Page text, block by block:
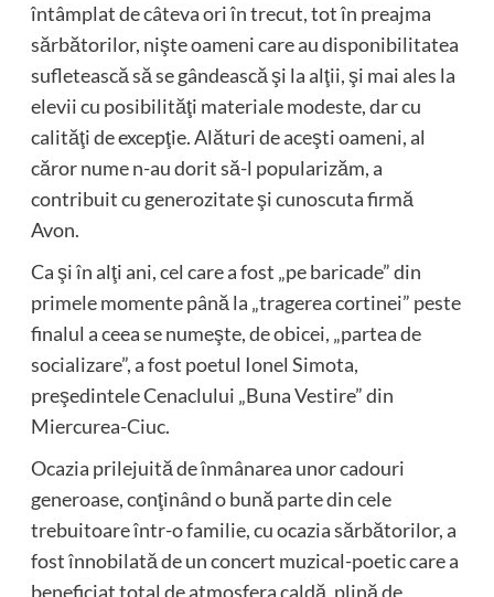
întâmplat de câteva ori în trecut, tot în preajma
sărbătorilor, nişte oameni care au disponibilitatea
sufletească să se gândească şi la alţii, şi mai ales la
elevii cu posibilităţi materiale modeste, dar cu
calităţi de excepţie. Alături de aceşti oameni, al
căror nume n-au dorit să-l popularizăm, a
contribuit cu generozitate şi cunoscuta firmă
Avon.
Ca şi în alţi ani, cel care a fost „pe baricade” din
primele momente până la „tragerea cortinei” peste
finalul a ceea se numeşte, de obicei, „partea de
socializare”, a fost poetul Ionel Simota,
preşedintele Cenaclului „Buna Vestire” din
Miercurea-Ciuc.
Ocazia prilejuită de înmânarea unor cadouri
generoase, conţinând o bună parte din cele
trebuitoare într-o familie, cu ocazia sărbătorilor, a
fost înnobilată de un concert muzical-poetic care a
beneficiat total de atmosfera caldă, plină de